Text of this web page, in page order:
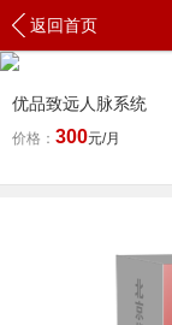
返回首页
优品致远人脉系统
价格： 300元/月